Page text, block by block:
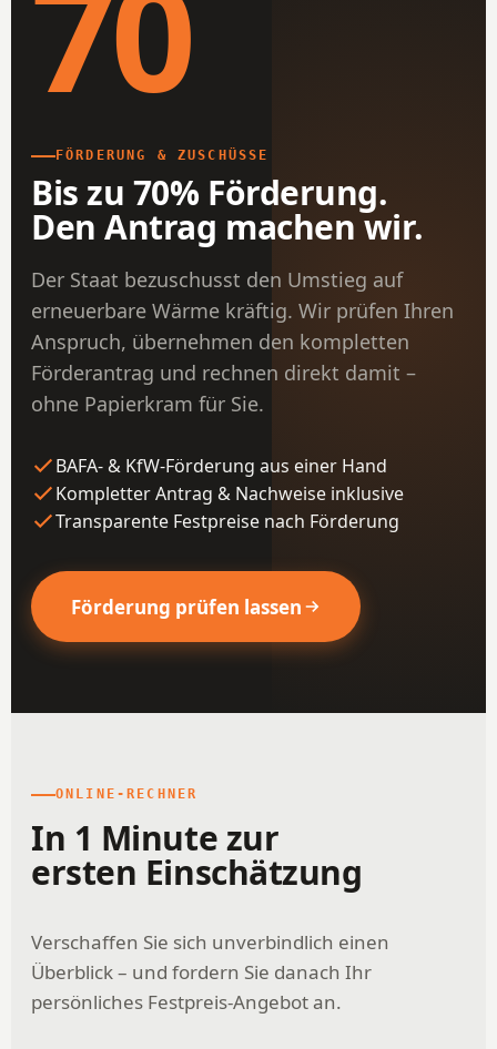
FÖRDERUNG & ZUSCHÜSSE
Bis zu 70% Förderung.
Den Antrag machen wir.
Der Staat bezuschusst den Umstieg auf
erneuerbare Wärme kräftig. Wir prüfen Ihren
Anspruch, übernehmen den kompletten
Förderantrag und rechnen direkt damit –
ohne Papierkram für Sie.
BAFA- & KfW-Förderung aus einer Hand
Kompletter Antrag & Nachweise inklusive
Transparente Festpreise nach Förderung
Förderung prüfen lassen
ONLINE-RECHNER
In 1 Minute zur
ersten Einschätzung
Verschaffen Sie sich unverbindlich einen
Überblick – und fordern Sie danach Ihr
persönliches Festpreis-Angebot an.